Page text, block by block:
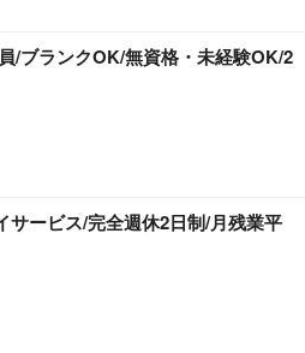
/ブランクOK/無資格・未経験OK/2
サービス/完全週休2日制/月残業平